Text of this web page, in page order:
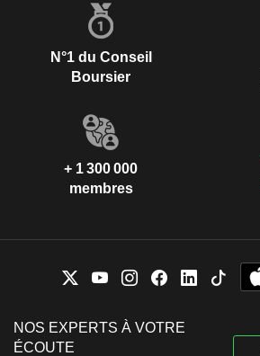
N°1 du Conseil
Boursier
+ 1 300 000
membres
NOS EXPERTS À VOTRE
ÉCOUTE